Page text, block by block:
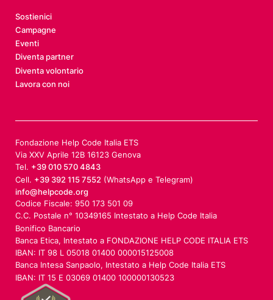
Sostienici
Campagne
Eventi
Diventa partner
Diventa volontario
Lavora con noi
Fondazione Help Code Italia ETS
Via XXV Aprile 12B 16123 Genova
Tel. +39 010 570 4843
Cell. +39 392 115 7552 (WhatsApp e Telegram)
info@helpcode.org
Codice Fiscale: 950 173 501 09
C.C. Postale n° 10349165 Intestato a Help Code Italia
Bonifico Bancario
Banca Etica, Intestato a FONDAZIONE HELP CODE ITALIA ETS
IBAN: IT 98 L 05018 01400 000015125008
Banca Intesa Sanpaolo, Intestato a Help Code Italia ETS
IBAN: IT 15 E 03069 01400 100000130523